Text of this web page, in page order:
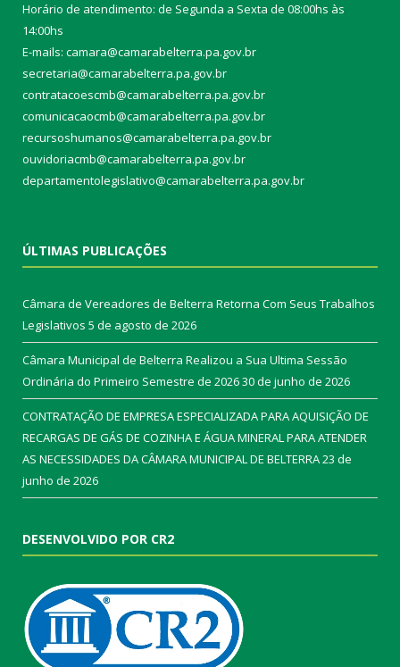
Horário de atendimento: de Segunda a Sexta de 08:00hs às
14:00hs
E-mails: camara@camarabelterra.pa.gov.br
secretaria@camarabelterra.pa.gov.br
contratacoescmb@camarabelterra.pa.gov.br
comunicacaocmb@camarabelterra.pa.gov.br
recursoshumanos@camarabelterra.pa.gov.br
ouvidoriacmb@camarabelterra.pa.gov.br
departamentolegislativo@camarabelterra.pa.gov.br
ÚLTIMAS PUBLICAÇÕES
Câmara de Vereadores de Belterra Retorna Com Seus Trabalhos
Legislativos 5 de agosto de 2026
Câmara Municipal de Belterra Realizou a Sua Ultima Sessão
Ordinária do Primeiro Semestre de 202630 de junho de 2026
CONTRATAÇÃO DE EMPRESA ESPECIALIZADA PARA AQUISIÇÃO DE
RECARGAS DE GÁS DE COZINHA E ÁGUA MINERAL PARA ATENDER
AS NECESSIDADES DA CÂMARA MUNICIPAL DE BELTERRA23 de
junho de 2026
DESENVOLVIDO POR CR2